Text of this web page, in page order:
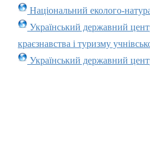
Національний еколого-
Український державний
краєзнавства і туризму
Український державний